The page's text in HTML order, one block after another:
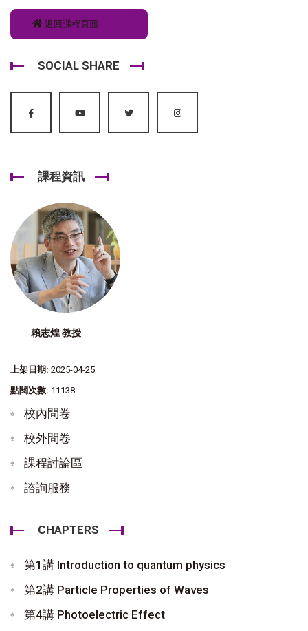
返回課程頁面
SOCIAL SHARE
課程資訊
賴志煌 教授
上架日期: 2025-04-25
點閱次數: 11138
校內問卷
校外問卷
課程討論區
諮詢服務
CHAPTERS
第1講 Introduction to quantum physics
第2講 Particle Properties of Waves
第4講 Photoelectric Effect